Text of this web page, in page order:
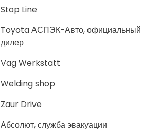
Stop Line
Toyota АСПЭК-Авто, официальный
дилер
Vag Werkstatt
Welding shop
Zaur Drive
Абсолют, служба эвакуации